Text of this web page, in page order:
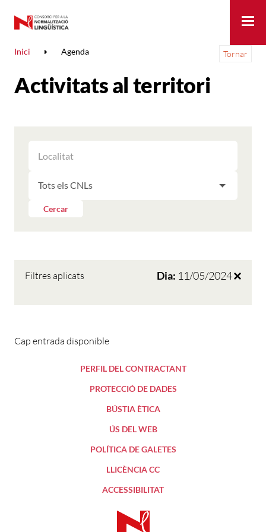
Inici Agenda Tornar
Activitats al territori
ELS
RESULTATS
LES
PER
LES
Cercar
Filtres aplicats Dia: 11/05/2024
Cap entrada disponible
PERFIL DEL CONTRACTANT
PROTECCIÓ DE DADES
BÚSTIA ÈTICA
ÚS DEL WEB
POLÍTICA DE GALETES
LLICÈNCIA CC
ACCESSIBILITAT